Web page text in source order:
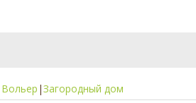
Вольер |Загородный дом